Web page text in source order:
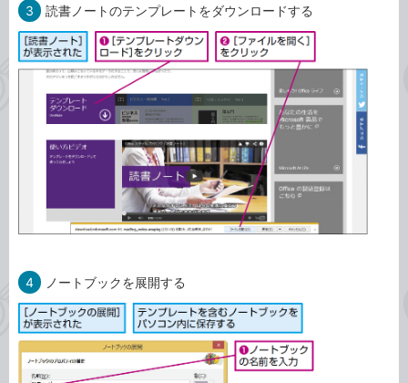
3 読書ノートのテンプレートをダウンロードする
4 ノートブックを展開する